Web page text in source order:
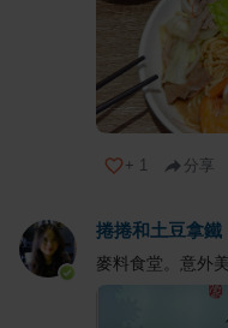
+ 1 分享
捲捲和土豆拿鐵
麥料食堂。意外